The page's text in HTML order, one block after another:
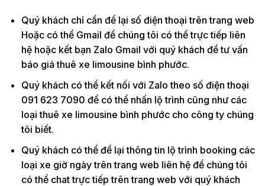
Quý khách chỉ cần để lại số điện thoại trên trang web
Hoặc có thể Gmail để chúng tôi có thể trực tiếp liên
hệ hoặc kết bạn Zalo Gmail với quý khách để tư vấn
báo giá thuê xe limousine bình phước.
Quý khách có thể kết nối với Zalo theo số điện thoại
091 623 7090 để có thể nhấn lộ trình cũng như các
loại thuê xe limousine bình phước cho công ty chúng
tôi biết.
Quý khách có thể để lại thông tin lộ trình booking các
loại xe giờ ngày trên trang web liên hệ để chúng tôi
có thể chat trực tiếp trên trang web với quý khách